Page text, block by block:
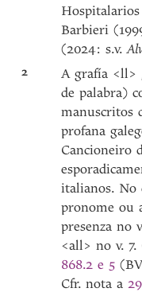
Barbieri
(2024: s.v.
2
A grafía <ll>
de palabra)
manuscritos
profana
Cancioneiro
italianos. No
pronome ou
presenza no
<all> no v. 7.
868.2 e 5
Cfr. nota a